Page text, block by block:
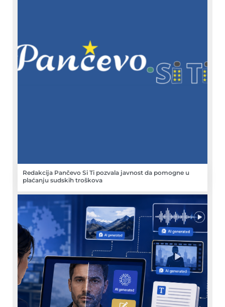
Redakcija Pančevo Si Ti pozvala javnost da pomogne u
plaćanju sudskih troškova